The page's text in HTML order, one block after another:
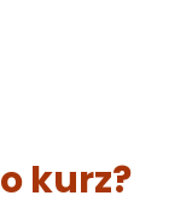
kurz?